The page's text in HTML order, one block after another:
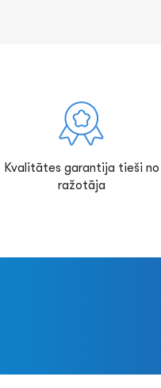
Kvalitātes garantija tieši no
ražotāja